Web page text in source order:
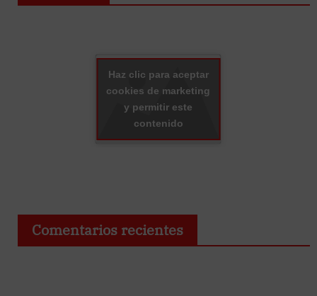
Haz clic para aceptar
cookies de marketing
y permitir este
contenido
Comentarios recientes